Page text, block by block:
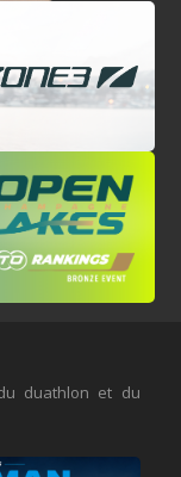
duathlon et du